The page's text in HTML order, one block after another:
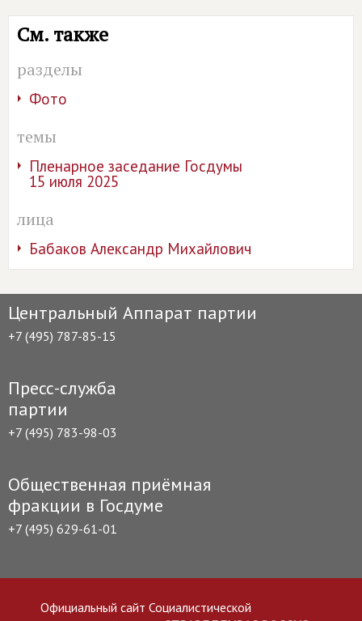
См. также
разделы
Фото
темы
Пленарное заседание Госдумы
15 июля 2025
лица
Бабаков Александр Михайлович
Центральный Аппарат партии
+7 (495) 787-85-15
Пресс-служба
партии
+7 (495) 783-98-03
Общественная приёмная
фракции в Госдуме
+7 (495) 629-61-01
Официальный сайт Социалистической